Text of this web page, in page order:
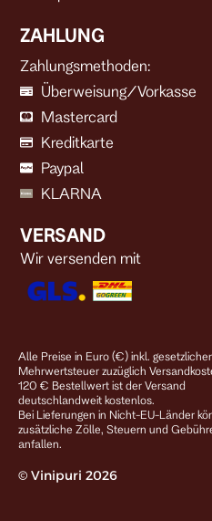
ZAHLUNG
Zahlungsmethoden:
Überweisung/Vorkasse
Mastercard
Kreditkarte
Paypal
KLARNA
VERSAND
Wir versenden mit
Alle Preise in Euro (€) inkl. gesetzlicher
Mehrwertsteuer zuzüglich
120 € Bestellwert ist der Versand
deutschlandweit kostenlos.
Bei Lieferungen in Nicht-EU-Länder
zusätzliche Zölle, Steuern und
anfallen.
© Vinipuri 2026